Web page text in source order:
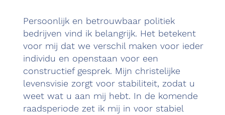
Persoonlijk en betrouwbaar politiek
bedrijven vind ik belangrijk. Het betekent
voor mij dat we verschil maken voor ieder
individu en openstaan voor een
constructief gesprek. Mijn christelijke
levensvisie zorgt voor stabiliteit, zodat u
weet wat u aan mij hebt. In de komende
raadsperiode zet ik mij in voor stabiel